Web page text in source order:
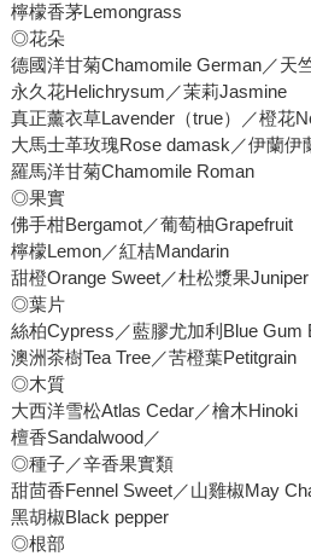
檸檬香茅Lemongrass
◎花朵
德國洋甘菊Chamomile German／天
永久花Helichrysum／茉莉Jasmine
真正薰衣草Lavender（true）／橙花
大馬士革玫瑰Rose damask／伊蘭伊
羅馬洋甘菊Chamomile Roman
◎果實
佛手柑Bergamot／葡萄柚Grapefruit
檸檬Lemon／紅桔Mandarin
甜橙Orange Sweet／杜松漿果
◎葉片
絲柏Cypress／藍膠尤加利Blue Gum
澳洲茶樹Tea Tree／苦橙葉Petitgrain
◎木質
大西洋雪松Atlas Cedar／檜木Hinoki
檀香Sandalwood／
◎種子／辛香果實類
甜茴香Fennel Sweet／山雞椒May
黑胡椒Black pepper
◎根部